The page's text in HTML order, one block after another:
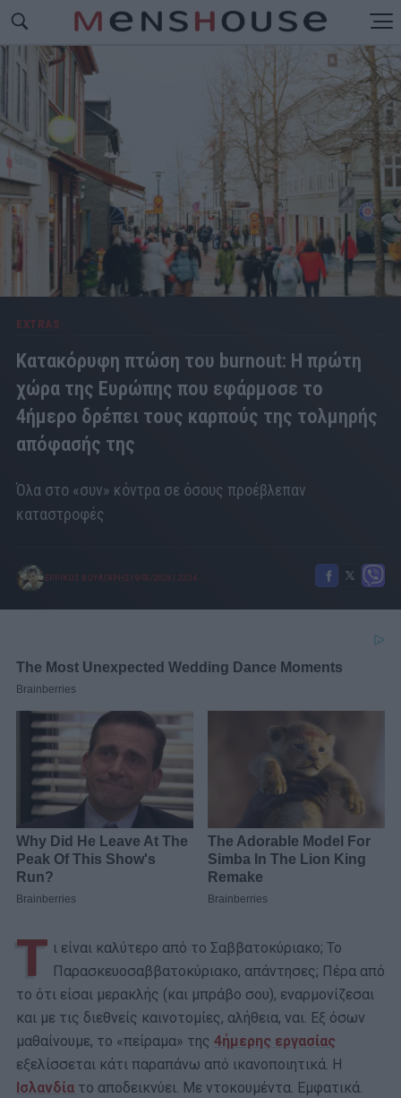
EXTRAS
Κατακόρυφη πτώση του burnout: Η πρώτη
χώρα της Ευρώπης που εφάρμοσε το
4ήμερο δρέπει τους καρπούς της τολμηρής
απόφασής της
Όλα στο «συν» κόντρα σε όσους προέβλεπαν
καταστροφές
ΕΡΡΙΚΟΣ ΒΟΥΛΓΑΡΗΣ 19/05/2026 22:34
Τ ι είναι καλύτερο από το Σαββατοκύριακο; Το
Παρασκευοσαββατοκύριακο, απάντησες; Πέρα από
το ότι είσαι μερακλής (και μπράβο σου), εναρμονίζεσαι
και με τις διεθνείς καινοτομίες, αλήθεια, ναι. Εξ όσων
μαθαίνουμε, το «πείραμα» της 4ήμερης εργασίας
εξελίσσεται κάτι παραπάνω από ικανοποιητικά. Η
Ισλανδία το αποδεικνύει. Με ντοκουμέντα. Εμφατικά.